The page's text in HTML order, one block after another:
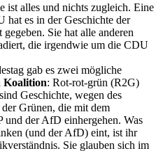
ist alles und nichts zugleich. Eine
hat es in der Geschichte der
Sie hat alle anderen
die irgendwie um die CDU
gab es zwei mögliche
Koalition: Rot-rot-grün (R2G)
Geschichte, wegen des
Grünen, die mit dem
der AfD einhergehen. Was
(und der AfD) eint, ist ihr
Sie glauben sich im